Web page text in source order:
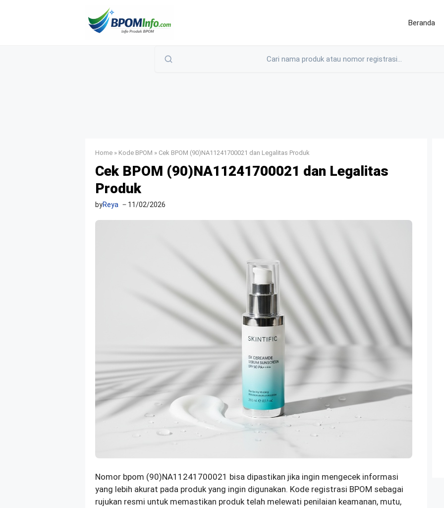
Beranda
Home » Kode BPOM » Cek BPOM (90)NA11241700021 dan Legalitas Produk
Cek BPOM (90)NA11241700021 dan Legalitas
Produk
byReya 11/02/2026
Nomor bpom (90)NA11241700021 bisa dipastikan jika ingin mengecek informasi
yang lebih akurat pada produk yang ingin digunakan. Kode registrasi BPOM sebagai
rujukan resmi untuk memastikan produk telah melewati penilaian keamanan, mutu,